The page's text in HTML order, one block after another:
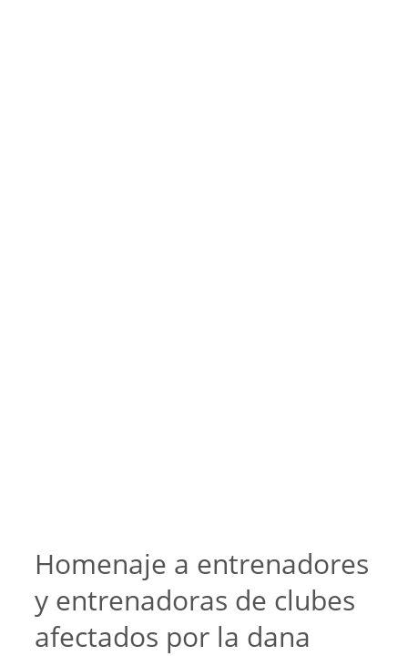
Homenaje a entrenadores
y entrenadoras de clubes
afectados por la dana